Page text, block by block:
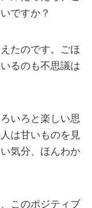
ですか？
たのです。ごほ
るのも不思議は
いろと楽しい思
は甘いものを見
気分、ほんわか
このポジティブ